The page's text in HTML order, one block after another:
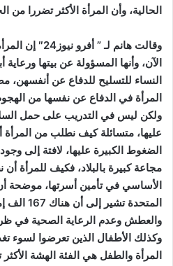
الحالية، وأن المرأة الأكثر تضررا من
وقالت هانم لـ ”
الآن، وأنها المسؤولة عن بيتها ورعاية
النساء للتسليح للدفاع عن أنفسهن،
المرأة في الدفاع عن نفسها من
ولكن ليس في التدريب على حمل
عليها، متسائلة كيف نطلب من
الضغوط الكبيرة عليها، لافتة إلى
مجاعة كبيرة بالبلاد، فكيف للمرأة أن
الأساسي في تأمين أسرتها، موضحة
المتحدة
والعطش وعدم الرعاية الصحية في
وكذلك الأطفال الذين تعرضوا لسوء
المرأة والطفل هي الفئة الهشة